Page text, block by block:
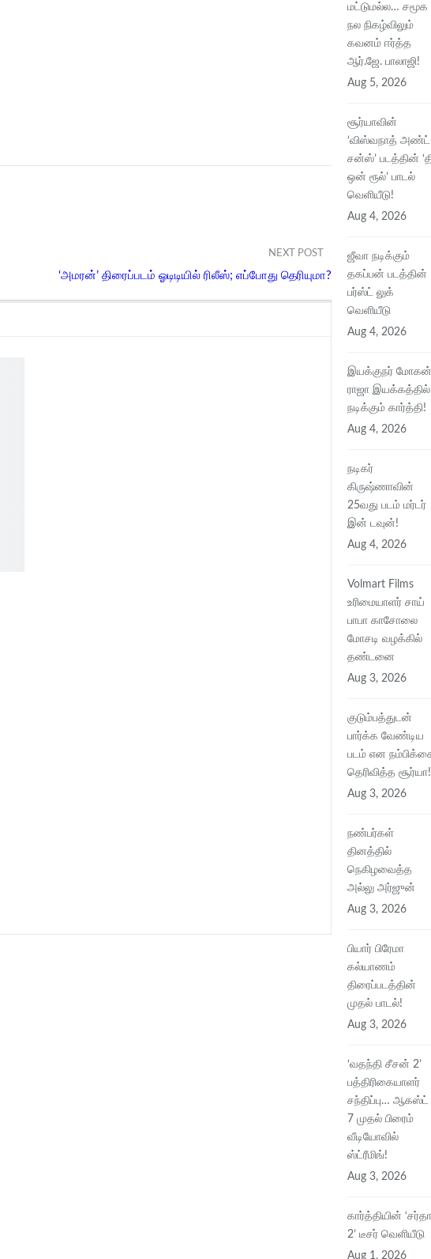
NEXT POST
‘அமரன்’ திரைப்படம் ஓடிடியில் ரிலீஸ்; எப்போது தெரியுமா?
மட்டுமல்ல… சமூக
நல நிகழ்விலும்
கவனம் ஈர்த்த
ஆர்.ஜே. பாலாஜி!
Aug 5, 2026
சூர்யாவின்
‘விஸ்வநாத் அண்ட்
சன்ஸ்’ படத்தின்
ஒன் ரூல்’ பாடல்
வெளியீடு!
Aug 4, 2026
ஜீவா நடிக்கும்
தகப்பன் படத்தின்
பர்ஸ்ட் லுக்
வெளியீடு
Aug 4, 2026
இயக்குநர் மோகன்
ராஜா இயக்கத்தில்
நடிக்கும் கார்த்தி!
Aug 4, 2026
நடிகர்
கிருஷ்ணாவின்
25வது படம் மர்டர்
இன் டவுன்!
Aug 4, 2026
Volmart Films
உரிமையாளர் சாய்
பாபா காசோலை
மோசடி வழக்கில்
தண்டனை
Aug 3, 2026
குடும்பத்துடன்
பார்க்க வேண்டிய
படம் என
தெரிவித்த சூர்யா!
Aug 3, 2026
நண்பர்கள்
தினத்தில்
நெகிழவைத்த
அல்லு அர்ஜுன்
Aug 3, 2026
பியார் பிரேமா
கல்யாணம்
திரைப்படத்தின்
முதல் பாடல்!
Aug 3, 2026
‘வதந்தி சீசன் 2’
பத்திரிகையாளர்
சந்திப்பு… ஆகஸ்ட்
7 முதல் பிரைம்
வீடியோவில்
ஸ்ட்ரீமிங்!
Aug 3, 2026
கார்த்தியின்
2’ டீசர் வெளியீடு
Aug 1, 2026